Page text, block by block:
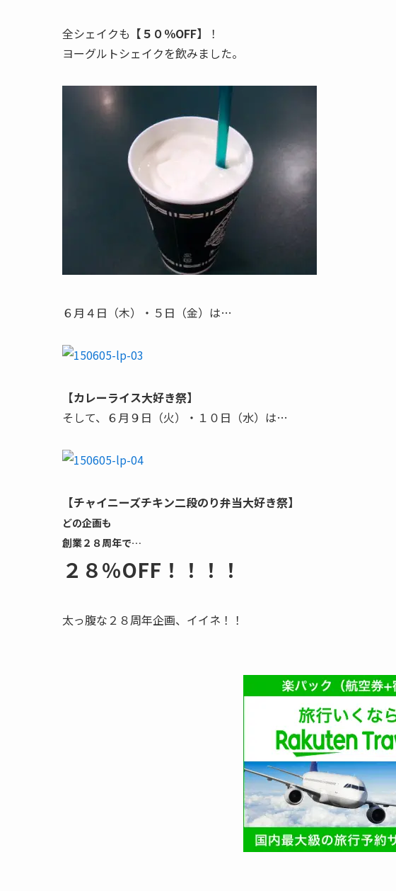
全シェイクも 【５０％OFF】
！
ヨーグルトシェイクを飲みました。
６月４日（木）・５日（金）は…
【カレーライス大好き祭】
そして、６月９日（火）・１０日（水）は…
【チャイニーズチキン二段のり弁当大好き祭】
どの企画も
創業２８周年で…
２８％OFF！！！！
太っ腹な２８周年企画、イイネ！！